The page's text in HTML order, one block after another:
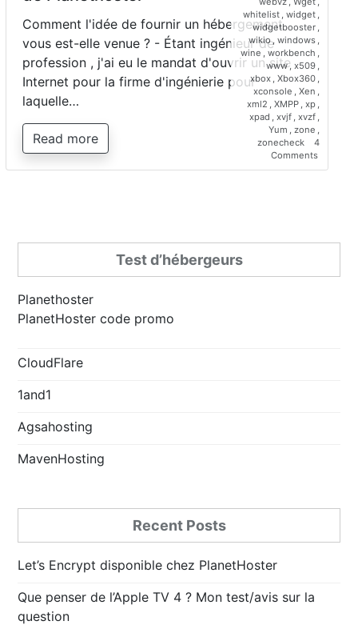
Comment l'idée de fournir un hébergement
vous est-elle venue ? - Étant ingénieur de
profession , j'ai eu le mandat d'ouvrir un site
Internet pour la firme d'ingénierie pour
laquelle…
Read more
whitelist , widget ,
widgetbooster ,
wikio, windows ,
wine , workbench ,
www, x509 ,
xbox , Xbox360 ,
xconsole , Xen ,
xml2 , XMPP , xp ,
xpad , xvjf , xvzf ,
Yum , zone ,
zonecheck
4
Commentson
Interview
Test d’hébergeurs
Planethoster
PlanetHoster code promo
CloudFlare
1and1
Agsahosting
MavenHosting
Recent Posts
Let’s Encrypt disponible chez PlanetHoster
Que penser de l’Apple TV 4 ? Mon test/avis sur la
question